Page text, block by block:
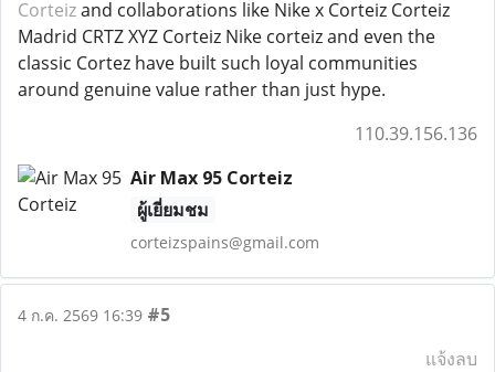
Corteizand collaborations like Nike x Corteiz Corteiz
Madrid CRTZ XYZ Corteiz Nike corteiz and even the
classic Cortez have built such loyal communities
around genuine value rather than just hype.
110.39.156.136
Air Max 95 Corteiz
ผู้เยี่ยมชม
corteizspains@gmail.com
4 ก.ค. 2569 16:39 #5
แจ้งลบ